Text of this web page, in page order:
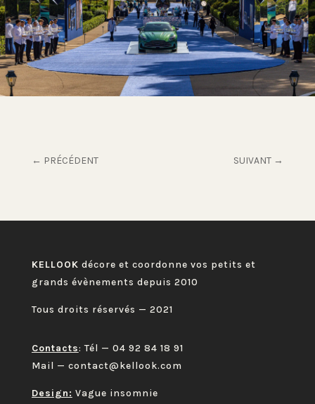
← PRÉCÉDENT SUIVANT →
KELLOOK décore et coordonne vos petits et
grands évènements depuis 2010
Tous droits réservés — 2021
Contacts: Tél — 04 92 84 18 91
Mail — contact@kellook.com
Design: Vague insomnie